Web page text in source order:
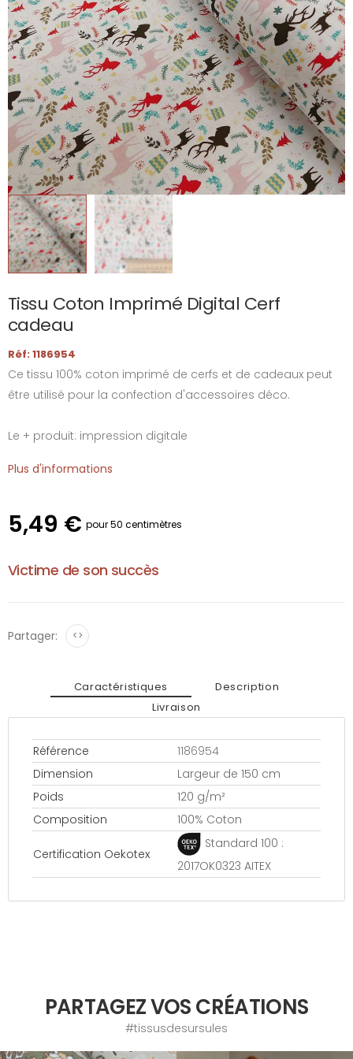
Tissu Coton Imprimé Digital Cerf
cadeau
Réf: 1186954
Ce tissu 100% coton imprimé de cerfs et de cadeaux peut
être utilisé pour la confection d'accessoires déco.
Le + produit: impression digitale
Plus d'informations
5,49 € pour 50 centimètres
Victime de son succès
Partager: <>
Caractéristiques
Description
Livraison
Référence
1186954
Dimension
Largeur de 150 cm
Poids
120 g/m²
Composition
100% Coton
Certification Oekotex
Standard 100 :
2017OK0323 AITEX
PARTAGEZ VOS CRÉATIONS
#tissusdesursules